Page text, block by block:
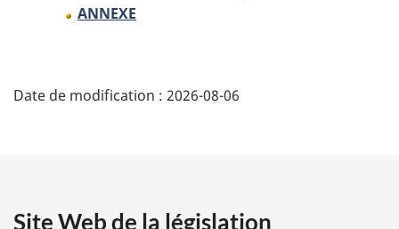
2)
N o
ANNEXE
é
Date de modification : 2026-08-06
Site Web de la législation